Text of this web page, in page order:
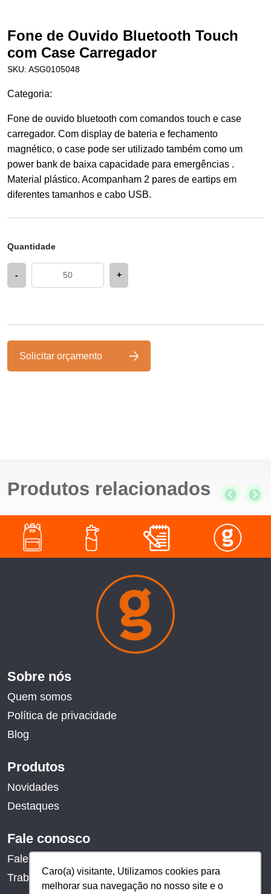
Caro(a) visitante, Utilizamos cookies para
melhorar sua navegação no nosso site e o
Caro(a) visitante, Utilizamos cookies para
melhorar sua navegação no nosso site e o
Fone de Ouvido Bluetooth Touch
com Case Carregador
SKU: ASG0105048
Categoria:
Fone de ouvido bluetooth com comandos touch e case
carregador. Com display de bateria e fechamento
magnético, o case pode ser utilizado também como um
power bank de baixa capacidade para emergências .
Material plástico. Acompanham 2 pares de eartips em
diferentes tamanhos e cabo USB.
Quantidade
- +
Solicitar orçamento
Produtos relacionados
Sobre nós
Quem somos
Política de privacidade
Blog
Produtos
Novidades
Destaques
Fale conosco
Fale conosco
Trabalhe conosco